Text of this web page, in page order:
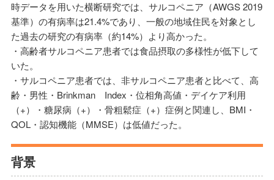
時データを用いた横断研究では、サルコペニア（AWGS 2019
基準）の有病率は21.4%であり、一般の地域住民を対象とし
た過去の研究の有病率（約14%）より高かった。
・高齢者サルコペニア患者では食品摂取の多様性が低下して
いた。
・サルコペニア患者では、非サルコペニア患者と比べて、高
齢・男性・Brinkman Index・位相角高値・デイケア利用
（+）・糖尿病（+）・骨粗鬆症（+）症例と関連し、BMI・
QOL・認知機能（MMSE）は低値だった。
背景